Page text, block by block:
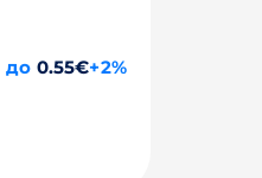
до 0.55€+2%